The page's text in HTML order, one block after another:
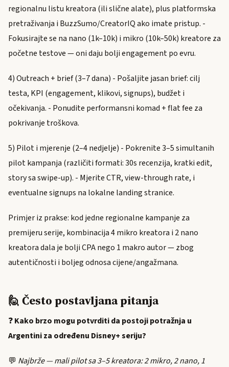
regionalnu listu kreatora (ili slične alate), plus platformska
pretraživanja i BuzzSumo/CreatorIQ ako imate pristup. -
Fokusirajte se na nano (1k–10k) i mikro (10k–50k) kreatore za
početne testove — oni daju bolji engagement po evru.
4) Outreach + brief (3–7 dana) - Pošaljite jasan brief: cilj
testa, KPI (engagement, klikovi, signups), budžet i
očekivanja. - Ponudite performansni komad + flat fee za
pokrivanje troškova.
5) Pilot i mjerenje (2–4 nedjelje) - Pokrenite 3–5 simultanih
pilot kampanja (različiti formati: 30s recenzija, kratki edit,
story sa swipe-up). - Mjerite CTR, view-through rate, i
eventualne signups na lokalne landing stranice.
Primjer iz prakse: kod jedne regionalne kampanje za
premijeru serije, kombinacija 4 mikro kreatora i 2 nano
kreatora dala je bolji CPA nego 1 makro autor — zbog
autentičnosti i boljeg odnosa cijene/angažmana.
🙋 Često postavljana pitanja
❓Kako brzo mogu potvrditi da postoji potražnja u
Argentini za određenu Disney+ seriju?
💬 Najbrže — mali pilot sa 3–5 kreatora: 2 mikro, 2 nano, 1